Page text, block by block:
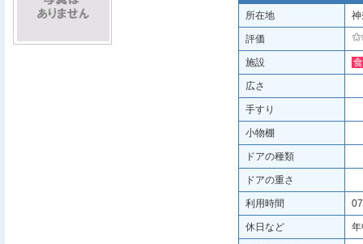
所在地
評価
施設 食
広さ
手すり
小物棚
ドアの種類
ドアの重さ
利用時間
休日など